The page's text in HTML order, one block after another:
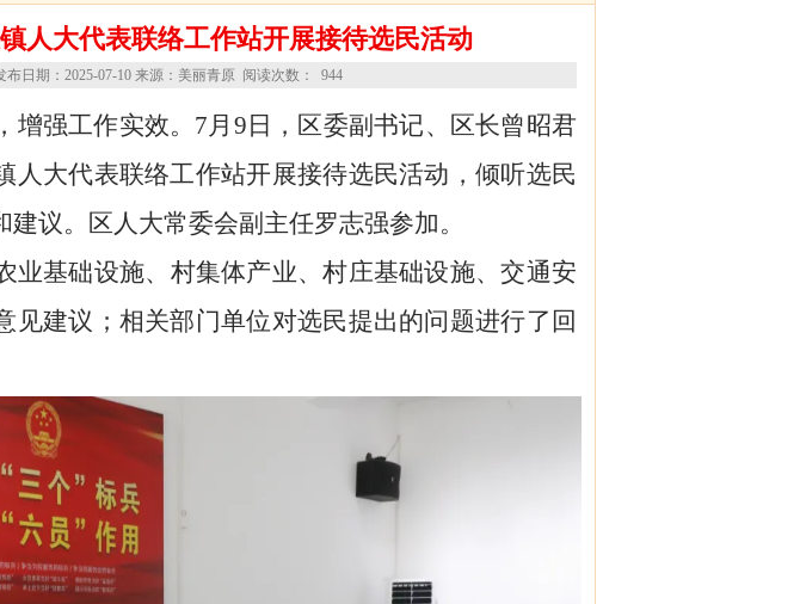
人大代表联络工作站开展接待选民活动
布日期：2025-07-10 来源：美丽青原 阅读次数： 944
增强工作实效。 7月9日，区委副书记、区长曾昭君
人大代表联络工作站开展接待选民活动，倾听选民
议。区人大常委会副主任罗志强参加。
业基础设施、村集体产业、村庄基础设施、交通安
见建议；相关部门单位对选民提出的问题进行了回